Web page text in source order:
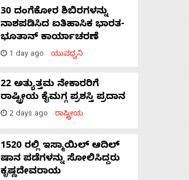
30 ದಂಗೆಕೋರ ಶಿಬಿರಗಳನ್ನು
ನಾಶಪಡಿಸಿದ ಐತಿಹಾಸಿಕ ಭಾರತ-
ಭೂತಾನ್ ಕಾರ್ಯಾಚರಣೆ
1 day ago ಯುವಧ್ವನಿ
22 ಅತ್ಯುತ್ತಮ ನೇಕಾರರಿಗೆ
ರಾಷ್ಟ್ರೀಯ ಕೈಮಗ್ಗ ಪ್ರಶಸ್ತಿ ಪ್ರದಾನ
2 days ago ರಾಷ್ಟ್ರೀಯ
1520 ರಲ್ಲಿ ಇಸ್ಮಾಯಿಲ್ ಆದಿಲ್
ಷಾನ ಪಡೆಗಳನ್ನು ಸೋಲಿಸಿದ್ದರು
ಕೃಷ್ಣದೇವರಾಯ